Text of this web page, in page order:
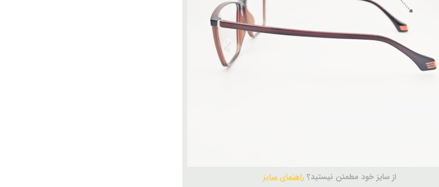
از سایز خود مطمئن نیستید؟ راهنمای سایز